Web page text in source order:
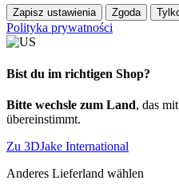
Zapisz ustawienia Zgoda
Polityka prywatności
Bist du im richtigen Shop?
Bitte wechsle zum Land, das
übereinstimmt.
Zu 3DJake International
Anderes Lieferland wählen